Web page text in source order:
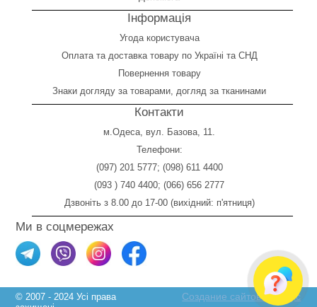
Інформація
Угода користувача
Оплата та доставка товару по Україні та СНД
Повернення товару
Знаки догляду за товарами, догляд за тканинами
Контакти
м.Одеса, вул. Базова, 11.
Телефони:
(097) 201 5777; (098) 611 4400
(093 ) 740 4400; (066) 656 2777
Дзвоніть з 8.00 до 17-00 (вихідний: п'ятниця)
Ми в соцмережах
© 2007 - 2024 Усі права
Создание сайтов Skylogic